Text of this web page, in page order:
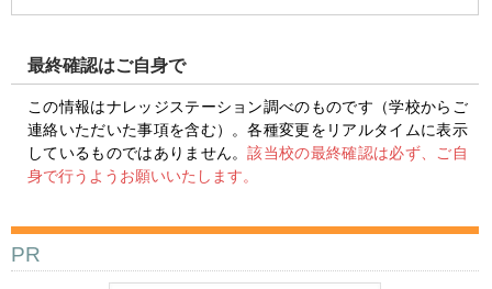
最終確認はご自身で
この情報はナレッジステーション調べのものです（学校からご
連絡いただいた事項を含む）。各種変更をリアルタイムに表示
しているものではありません。該当校の最終確認は必ず、ご自
身で行うようお願いいたします。
PR